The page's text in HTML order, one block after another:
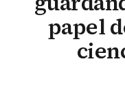
papel